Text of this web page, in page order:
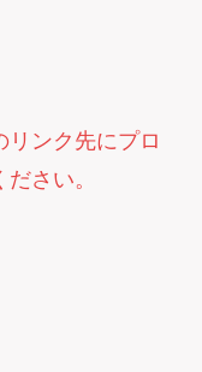
ンク先にプロ
さい。